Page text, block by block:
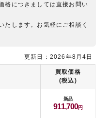
格につきましては直接お問い
します。お気軽にご相談く
買取価格
(税込)
新品
911,700
更新日：2026年8月4日